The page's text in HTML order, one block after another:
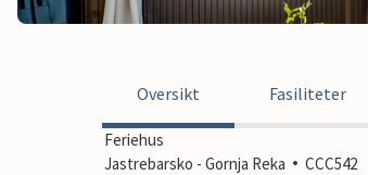
Oversikt Fasiliteter
Feriehus
Jastrebarsko - Gornja Reka
CCC542